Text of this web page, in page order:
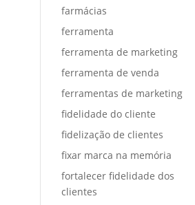
farmácias
ferramenta
ferramenta de marketing
ferramenta de venda
ferramentas de marketing
fidelidade do cliente
fidelização de clientes
fixar marca na memória
fortalecer fidelidade dos
clientes